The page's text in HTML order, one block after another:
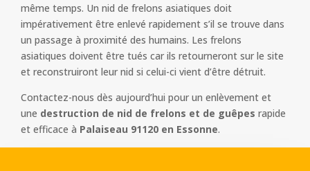
même temps. Un nid de frelons asiatiques doit
impérativement être enlevé rapidement s’il se trouve dans
un passage à proximité des humains. Les frelons
asiatiques doivent être tués car ils retourneront sur le site
et reconstruiront leur nid si celui-ci vient d’être détruit.
Contactez-nous dès aujourd’hui pour un enlèvement et
une destruction de nid de frelons et de guêpes rapide
et efficace à Palaiseau 91120 en Essonne.